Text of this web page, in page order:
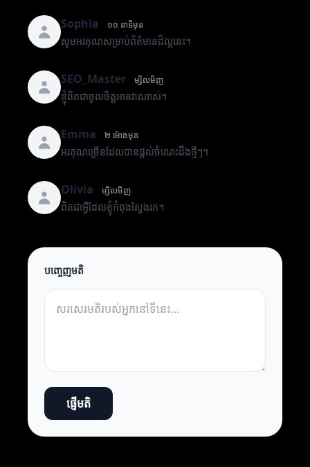
Sophia ១០ នាទីមុន
សូមអរគុណសម្រាប់ព័ត៌មានដ៏ល្អនេះ។
SEO_Master ម្សិលមិញ
ខ្ញុំពិតជាចូលចិត្តអានវាណាស់។
Emma ២ ម៉ោងមុន
អរគុណច្រើនដែលបានផ្តល់ចំណេះដឹងថ្មីៗ។
Olivia ម្សិលមិញ
ពិតជាអ្វីដែលខ្ញុំកំពុងស្វែងរក។
បញ្ចេញមតិ
ផ្ញើមតិ